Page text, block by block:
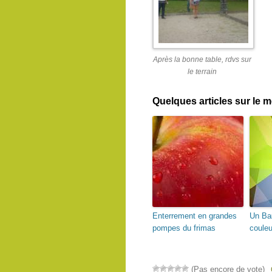
Après la bonne table, rdvs sur
le terrain
Quelques articles sur le
Enterrement en grandes
pompes du frimas
Un
(Pas encore de vote)